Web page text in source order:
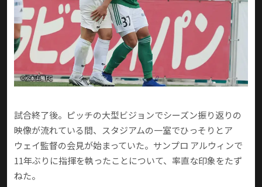
試合終了後。ピッチの大型ビジョンでシーズン振り返りの
映像が流れている間、スタジアムの一室でひっそりとア
ウェイ監督の会見が始まっていた。サンプロ アルウィンで
11年ぶりに指揮を執ったことについて、率直な印象をたず
ねた。